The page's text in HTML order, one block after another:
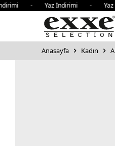
- Yaz İndirimi - Yaz
Anasayfa Kadın